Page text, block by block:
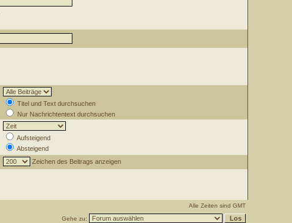
Titel und Text durchsuchen
Nur Nachrichtentext durchsuchen
Aufsteigend
Absteigend
Zeichen des Beitrags anzeigen
Alle Zeiten sind GMT
Gehe zu: